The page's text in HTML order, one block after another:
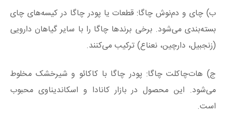
ب) چای و دم‌نوش چاگا: قطعات یا پودر چاگا در کیسه‌های چای
بسته‌بندی می‌شود. برخی برندها چاگا را با سایر گیاهان دارویی
(زنجبیل، دارچین، نعناع) ترکیب می‌کنند.
ج) هات‌چاکلت چاگا: پودر چاگا با کاکائو و شیرخشک مخلوط
می‌شود. این محصول در بازار کانادا و اسکاندیناوی محبوب
است.